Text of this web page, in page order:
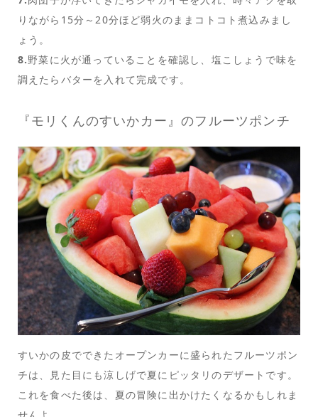
りながら15分～20分ほど弱火のままコトコト煮込みまし
ょう。
8.野菜に火が通っていることを確認し、塩こしょうで味を
調えたらバターを入れて完成です。
『モリくんのすいかカー』のフルーツポンチ
すいかの皮でできたオープンカーに盛られたフルーツポン
チは、見た目にも涼しげで夏にピッタリのデザートです。
これを食べた後は、夏の冒険に出かけたくなるかもしれま